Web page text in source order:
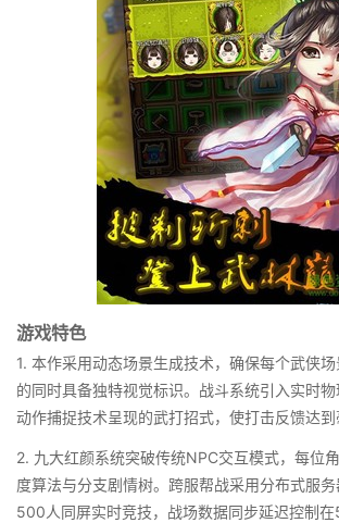
游戏特色
1. 本作采用动态场景生成技术，确保每个武侠
的同时具备独特视觉标识。战斗系统引入实时
动作捕捉技术呈现的武打招式，使打击反馈达到
2. 九大红颜系统突破传统NPC交互模式，每位
度算法与分支剧情树。跨服帮战采用分布式服
500人同屏实时竞技，战场数据同步延迟控制在